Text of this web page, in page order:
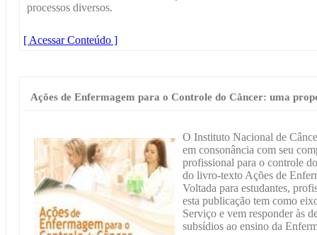
processos diversos.
[ Acessar Conteúdo ]
Ações de Enfermagem para o Controle do Câncer: uma
O Instituto Nacional de
em consonância com seu
profissional para o controle
do livro-texto Ações de
Voltada para estudantes,
esta publicação tem como
Serviço e vem responder às
subsídios ao ensino da